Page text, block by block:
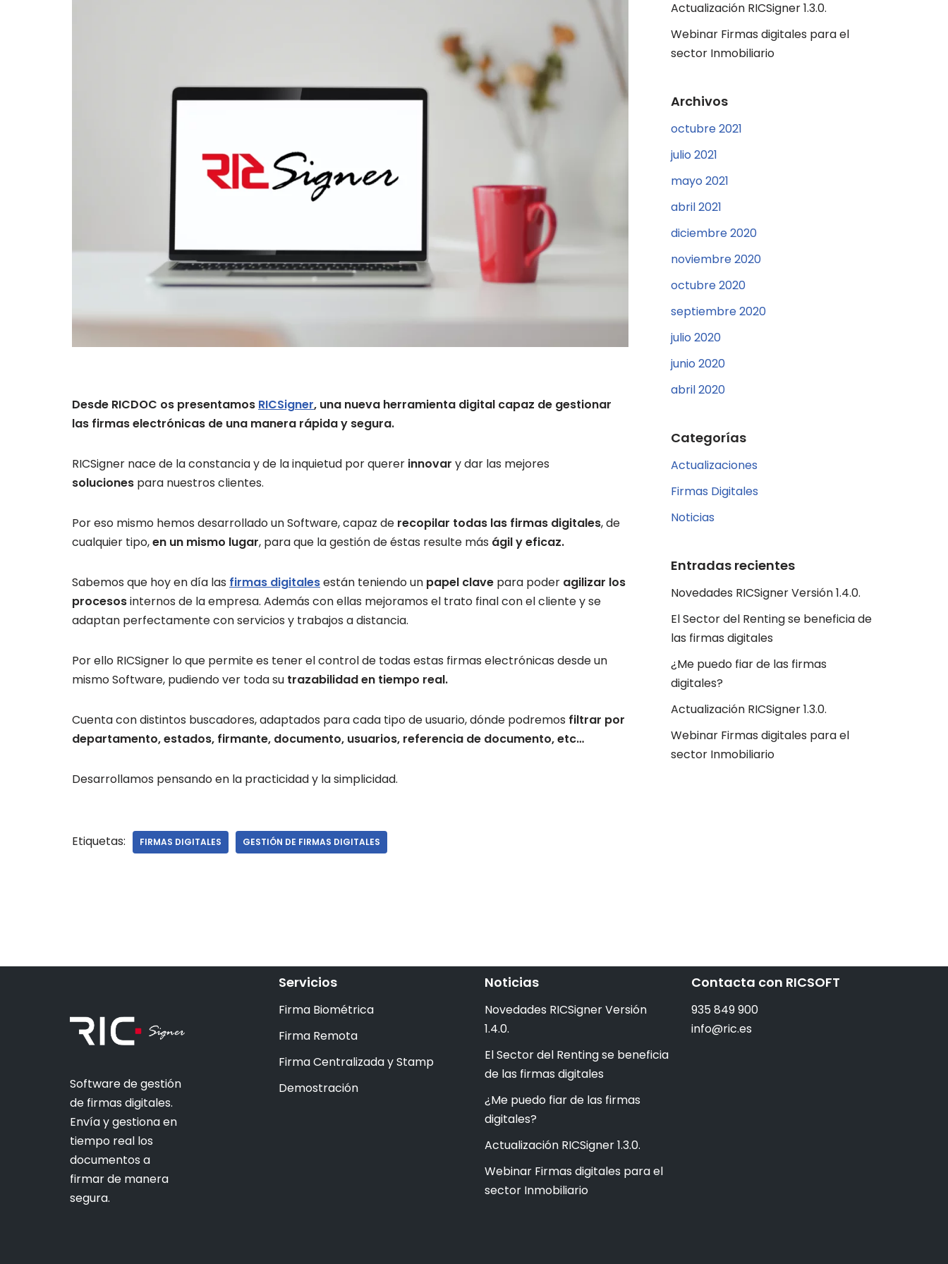
Desde RICDOC os presentamos RICSigner, una nueva herramienta digital capaz de gestionar
las firmas electrónicas de una manera rápida y segura.
RICSigner nace de la constancia y de la inquietud por querer innovar y dar las mejores
soluciones para nuestros clientes.
Por eso mismo hemos desarrollado un Software, capaz de recopilar todas las firmas digitales, de
cualquier tipo,en un mismo lugar, para que la gestión de éstas resulte más ágil yeficaz.
Sabemos que hoy en día las firmas digitalesestán teniendo un papel clave para poder agilizar los
procesosinternos de la empresa. Además con ellas mejoramos el trato final con el cliente y se
adaptan perfectamente con servicios y trabajos a distancia.
Por ello RICSigner lo que permite es tener el control de todas estas firmas electrónicas desde un
mismo Software, pudiendo ver toda su trazabilidad en tiempo real.
Cuenta con distintos buscadores, adaptados para cada tipo de usuario, dónde podremos filtrar por
departamento, estados, firmante, documento, usuarios, referencia de documento, etc…
Desarrollamos pensando en la practicidad y la simplicidad.
Etiquetas: FIRMAS DIGITALES GESTIÓN DE FIRMAS DIGITALES
Actualización RICSigner 1.3.0.
Webinar Firmas digitales para el
sector Inmobiliario
Archivos
octubre 2021
julio 2021
mayo 2021
abril 2021
diciembre 2020
noviembre 2020
octubre 2020
septiembre 2020
julio 2020
junio 2020
abril 2020
Categorías
Actualizaciones
Firmas Digitales
Noticias
Entradas recientes
Novedades RICSigner Versión 1.4.0.
El Sector del Renting se beneficia de
las firmas digitales
¿Me puedo fiar de las firmas
digitales?
Actualización RICSigner 1.3.0.
Webinar Firmas digitales para el
sector Inmobiliario
Software de gestión
de firmas digitales.
Envía y gestiona en
tiempo real los
documentos a
firmar de manera
segura.
Servicios
Firma Biométrica
Firma Remota
Firma Centralizada y Stamp
Demostración
Noticias
Novedades RICSigner Versión
1.4.0.
El Sector del Renting se beneficia
de las firmas digitales
¿Me puedo fiar de las firmas
digitales?
Actualización RICSigner 1.3.0.
Webinar Firmas digitales para el
sector Inmobiliario
Contacta con RICSOFT
935 849 900
info@ric.es